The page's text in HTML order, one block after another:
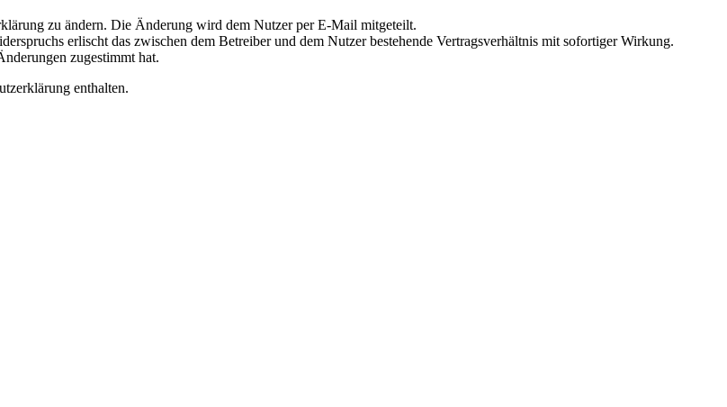
zu ändern. Die Änderung wird dem Nutzer per E-Mail mitgeteilt.
erlischt das zwischen dem Betreiber und dem Nutzer bestehende Vertragsverhältnis mit sofortiger Wirkung.
zugestimmt hat.
enthalten.